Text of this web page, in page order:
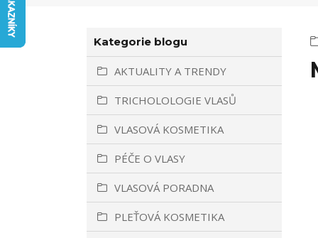
Kategorie blogu
AKTUALITY A TRENDY
TRICHOLOLOGIE VLASŮ
VLASOVÁ KOSMETIKA
PÉČE O VLASY
VLASOVÁ PORADNA
PLEŤOVÁ KOSMETIKA